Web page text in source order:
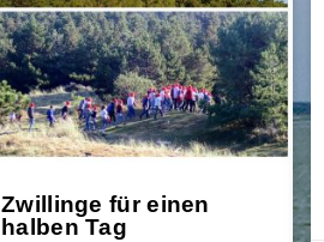
Zwillinge für einen
halben Tag